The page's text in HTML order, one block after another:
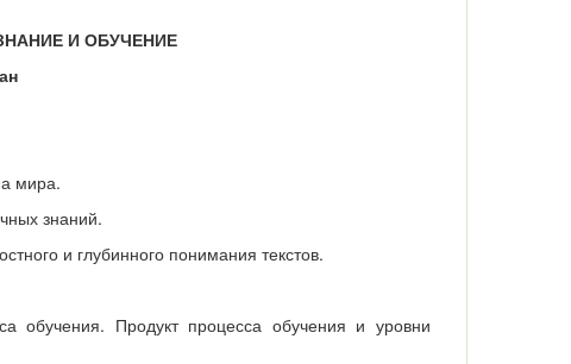
И ОБУЧЕНИЕ
мира.
знаний.
и глубинного понимания текстов.
обучения. Продукт процесса обучения и уровни